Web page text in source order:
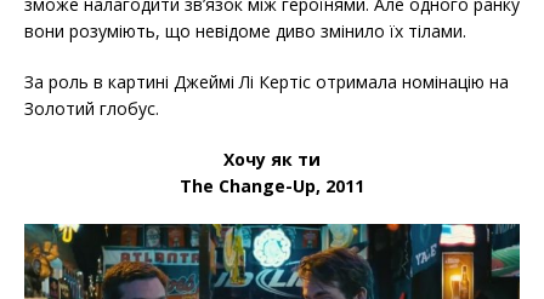
вони розуміють, що невідоме диво змінило їх тілами.
За роль в картині Джеймі Лі Кертіс отримала номінацію на
Золотий глобус.
Хочу як ти
The Change-Up, 2011